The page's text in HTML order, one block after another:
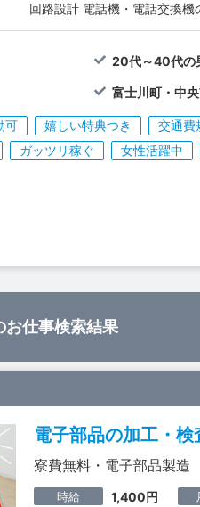
回路設計 電話機・電話交換機
20代～40代の
富士川町・中
可 嬉しい特典つき 交通費
ガッツリ稼ぐ 女性活躍中
お仕事検索結果
電子部品の加工・検
寮費無料・電子部品製造
時給 1,400円